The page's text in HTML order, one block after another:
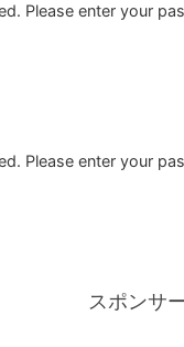
Please enter your
Please enter your
スポンサ